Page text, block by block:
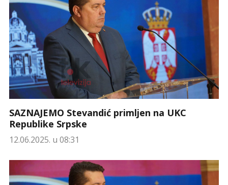
SAZNAJEMO Stevandić primljen na UKC
Republike Srpske
12.06.2025. u 08:31